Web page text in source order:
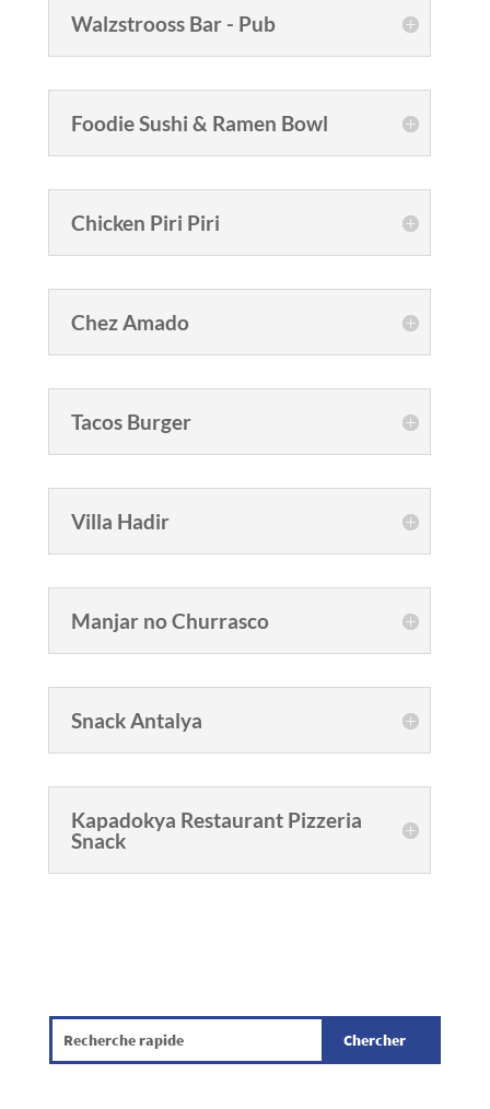
Walzstrooss Bar - Pub
Foodie Sushi & Ramen Bowl
Chicken Piri Piri
Chez Amado
Tacos Burger
Villa Hadir
Manjar no Churrasco
Snack Antalya
Kapadokya Restaurant Pizzeria
Snack